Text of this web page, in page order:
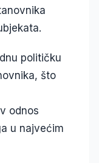
političku
što
odnos
u najvećim